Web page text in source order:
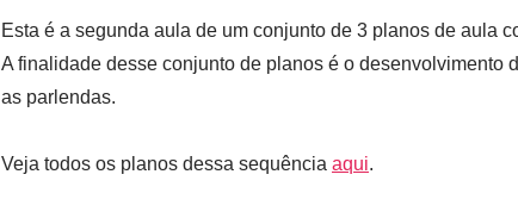
Esta é a segunda aula de um conjunto de 3 planos de aula
A finalidade desse conjunto de planos é o desenvolvimento
as parlendas.
Veja todos os planos dessa sequência aqui.